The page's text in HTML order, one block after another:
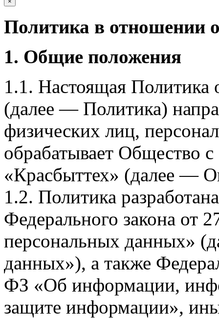
Политика в отношении
1. Общие положения
1.1. Настоящая Политика
(далее — Политика)
физических лиц,
обрабатывает Общество
«Красбыттех» (далее —
1.2. Политика
Федерального закона
персональных данных»
данных»), а также
ФЗ «Об информации,
защите информации»,